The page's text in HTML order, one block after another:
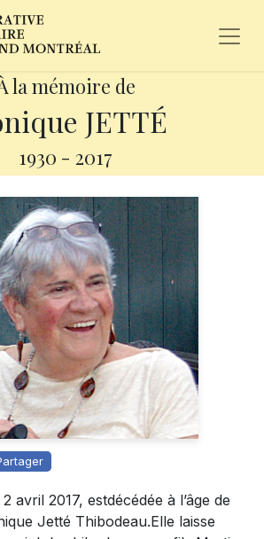
la mémoire de
JETTÉ
1930 - 2017
avril 2017, estdécédée à l’âge de
Jetté Thibodeau.Elle laisse